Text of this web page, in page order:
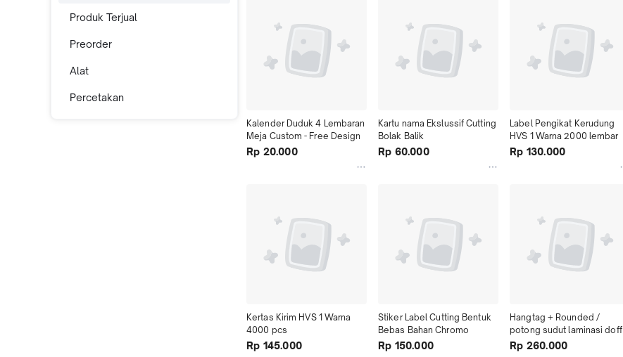
Produk Terjual
Preorder
Alat
Percetakan
Kalender Duduk 4 Lembaran
Meja Custom - Free Design
Rp 20.000
Kartu nama Ekslussif Cutting
Bolak Balik
Rp 60.000
Label Pengikat Kerudung
HVS 1 Warna 2000 lembar
Rp 130.000
Kertas Kirim HVS 1 Warna
4000 pcs
Rp 145.000
Stiker Label Cutting Bentuk
Bebas Bahan Chromo
Rp 150.000
Hangtag + Rounded /
potong sudut laminasi doff
bolak balik
Rp 260.000